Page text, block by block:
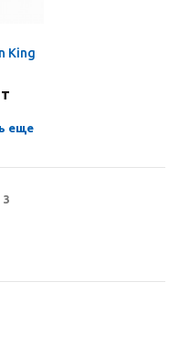
King
еще
3